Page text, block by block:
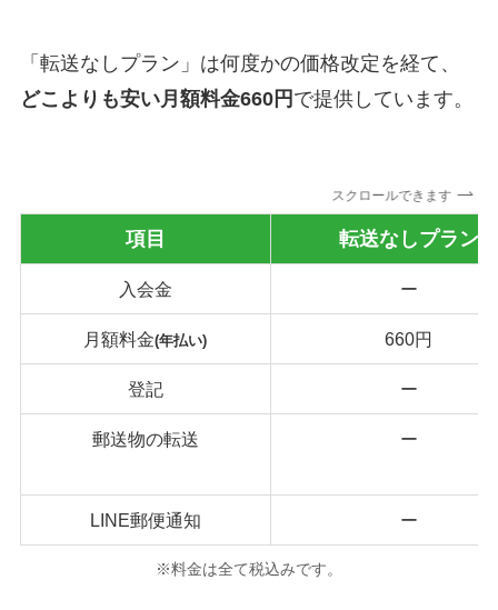
「転送なしプラン」は何度かの価格改定を経て、
どこよりも安い月額料金660円 で提供しています。
スクロールできます
項目 転送なしプラン
入会金 ー
月額料金(年払い) 660円
登記 ー
郵送物の転送 ー
LINE郵便通知 ー
※料金は全て税込みです。